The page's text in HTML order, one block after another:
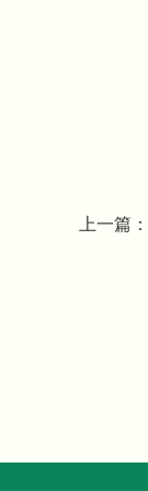
上一篇：